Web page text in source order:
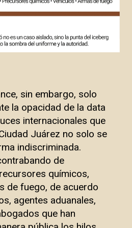
sin embargo, solo
la opacidad de la data
internacionales que
Juárez no solo se
indiscriminada.
de
químicos,
de fuego, de acuerdo
agentes aduanales,
que han